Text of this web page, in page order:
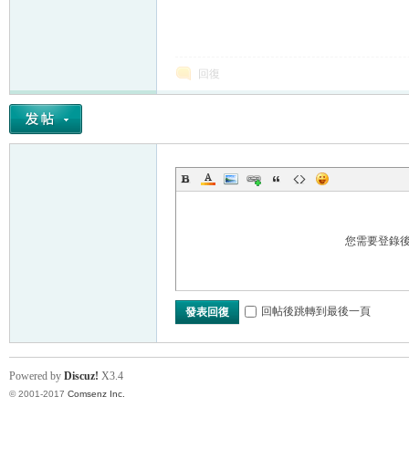
回復
您需要登錄
發表回復 回帖後跳轉到最後一頁
Powered by Discuz! X3.4
© 2001-2017 Comsenz Inc.